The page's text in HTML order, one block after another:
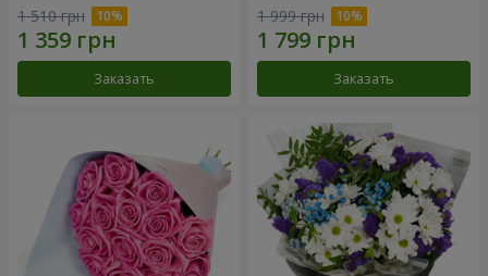
1 510 грн
Заказать
1 999 грн
Заказать